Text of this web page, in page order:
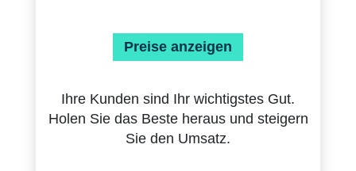
Preise anzeigen
Ihre Kunden sind Ihr wichtigstes Gut.
Holen Sie das Beste heraus und steigern
Sie den Umsatz.